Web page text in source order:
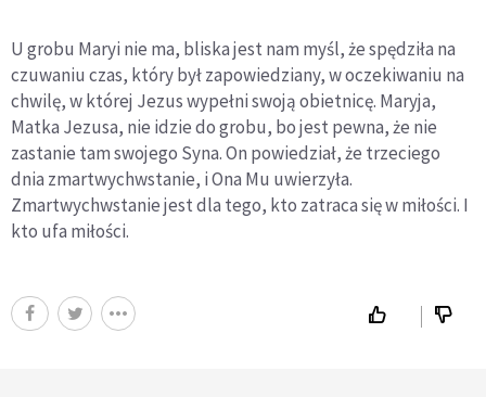
U grobu Maryi nie ma, bliska jest nam myśl, że spędziła na
czuwaniu czas, który był zapowiedziany, w oczekiwaniu na
chwilę, w której Jezus wypełni swoją obietnicę. Maryja,
Matka Jezusa, nie idzie do grobu, bo jest pewna, że nie
zastanie tam swojego Syna. On powiedział, że trzeciego
dnia zmartwychwstanie, i Ona Mu uwierzyła.
Zmartwychwstanie jest dla tego, kto zatraca się w miłości. I
kto ufa miłości.